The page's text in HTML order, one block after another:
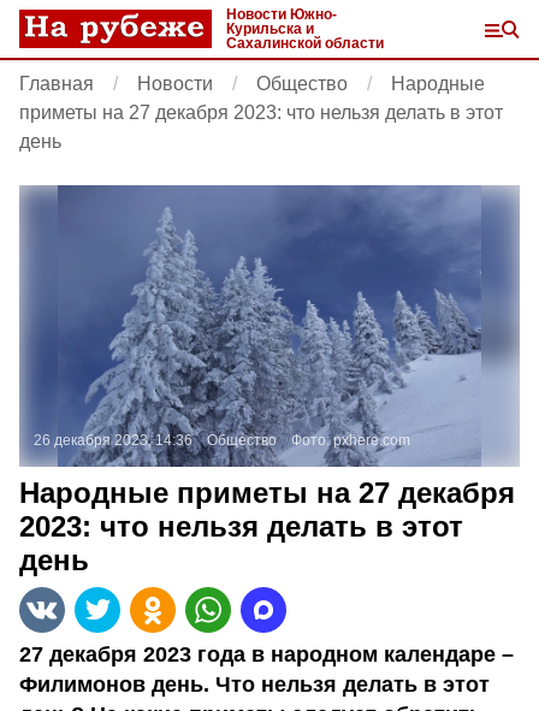
Новости Южно-
Курильска и
Сахалинской области
Главная Новости Общество
Народные
приметы на 27 декабря 2023: что нельзя делать в этот
день
26 декабря 2023, 14:36 Общество Фото:pxhere.com
Народные приметы на 27 декабря
2023: что нельзя делать в этот
день
27 декабря 2023 года в народном календаре –
Филимонов день. Что нельзя делать в этот